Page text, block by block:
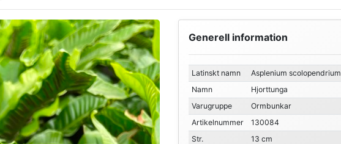
Generell information
Latinskt namn
Asplenium scolopendrium
Namn
Hjorttunga
Varugruppe
Ormbunkar
Artikelnummer
130084
Str.
13 cm